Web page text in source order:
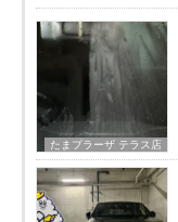
たまプラーザ テラス店